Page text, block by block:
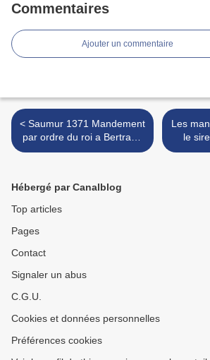
Commentaires
Ajouter un commentaire
< Saumur 1371 Mandement
par ordre du roi a Bertrand
Duguesclin et Olivier de
Les
le
existe
Hébergé par Canalblog
Top articles
Pages
Contact
Signaler un abus
C.G.U.
Cookies et données personnelles
Préférences cookies